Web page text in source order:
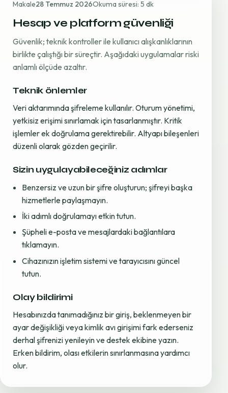
Makale28 Temmuz 2026Okuma süresi: 5 dk
Hesap ve platform güvenliği
Güvenlik; teknik kontroller ile kullanıcı alışkanlıklarının
birlikte çalıştığı bir süreçtir. Aşağıdaki uygulamalar riski
anlamlı ölçüde azaltır.
Teknik önlemler
Veri aktarımında şifreleme kullanılır. Oturum yönetimi,
yetkisiz erişimi sınırlamak için tasarlanmıştır. Kritik
işlemler ek doğrulama gerektirebilir. Altyapı bileşenleri
düzenli olarak gözden geçirilir.
Sizin uygulayabileceğiniz adımlar
Benzersiz ve uzun bir şifre oluşturun; şifreyi başka
hizmetlerle paylaşmayın.
İki adımlı doğrulamayı etkin tutun.
Şüpheli e-posta ve mesajlardaki bağlantılara
tıklamayın.
Cihazınızın işletim sistemi ve tarayıcısını güncel
tutun.
Olay bildirimi
Hesabınızda tanımadığınız bir giriş, beklenmeyen bir
ayar değişikliği veya kimlik avı girişimi fark ederseniz
derhal şifrenizi yenileyin ve destek ekibine yazın.
Erken bildirim, olası etkilerin sınırlanmasına yardımcı
olur.